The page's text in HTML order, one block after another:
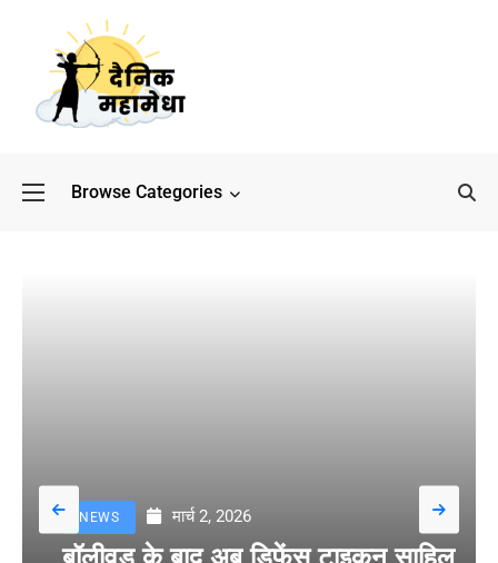
Browse Categories
NEWS मार्च 2, 2026